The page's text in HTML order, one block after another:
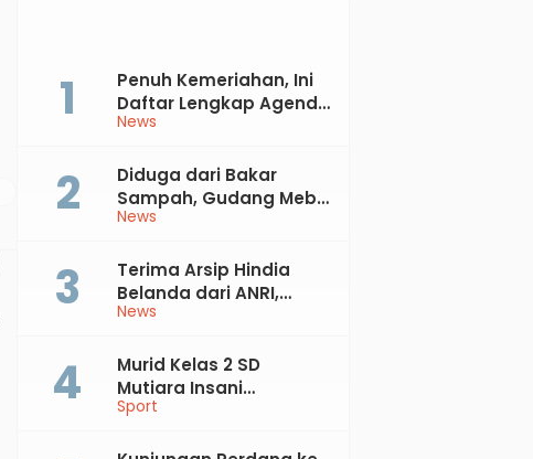
News
Penuh Kemeriahan, Ini
Daftar Lengkap Agenda
Peringatan HUT ke-81 RI
Kabupaten Kebumen
News
Diduga dari Bakar
Sampah, Gudang Mebel
di Petanahan Hangus
News
Terima Arsip Hindia
Belanda dari ANRI,
Pemkab Kebumen
Sejarah, Geopark, dan
Literasi Pertanian
Sport
Murid Kelas 2 SD
Mutiara Insani
Muhammadiyah